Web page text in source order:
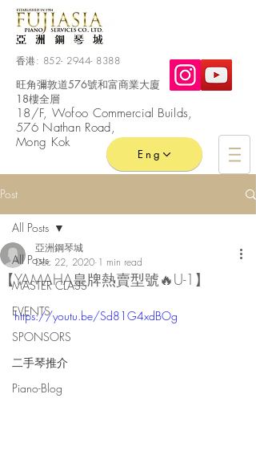
香港: 852- 2944- 8388
旺角彌敦道576號和富商業大廈
18樓全層
​18/F, Wofoo Commercial Builds,
576 Nathan Road,
Mong Kok
Eng
Post
All Posts
MASTER CLASS
EVENTS
SPONSORS
二手琴推介
Piano-Blog
All Posts
【️YAMAHA皇牌熱賣型號🔥U-1】
亞洲鋼琴城
Dec 22, 2020 1 min read
https://youtu.be/Sd81G4xdBOg